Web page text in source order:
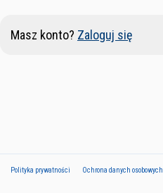
Masz konto? Zaloguj się
Polityka prywatności Ochrona danych osobowych